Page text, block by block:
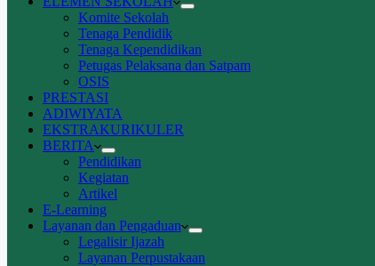
Komite Sekolah
Tenaga Pendidik
Tenaga Kependidikan
Petugas Pelaksana dan Satpam
OSIS
PRESTASI
ADIWIYATA
EKSTRAKURIKULER
BERITA
Pendidikan
Kegiatan
Artikel
E-Learning
Layanan dan Pengaduan
Legalisir Ijazah
Layanan Perpustakaan